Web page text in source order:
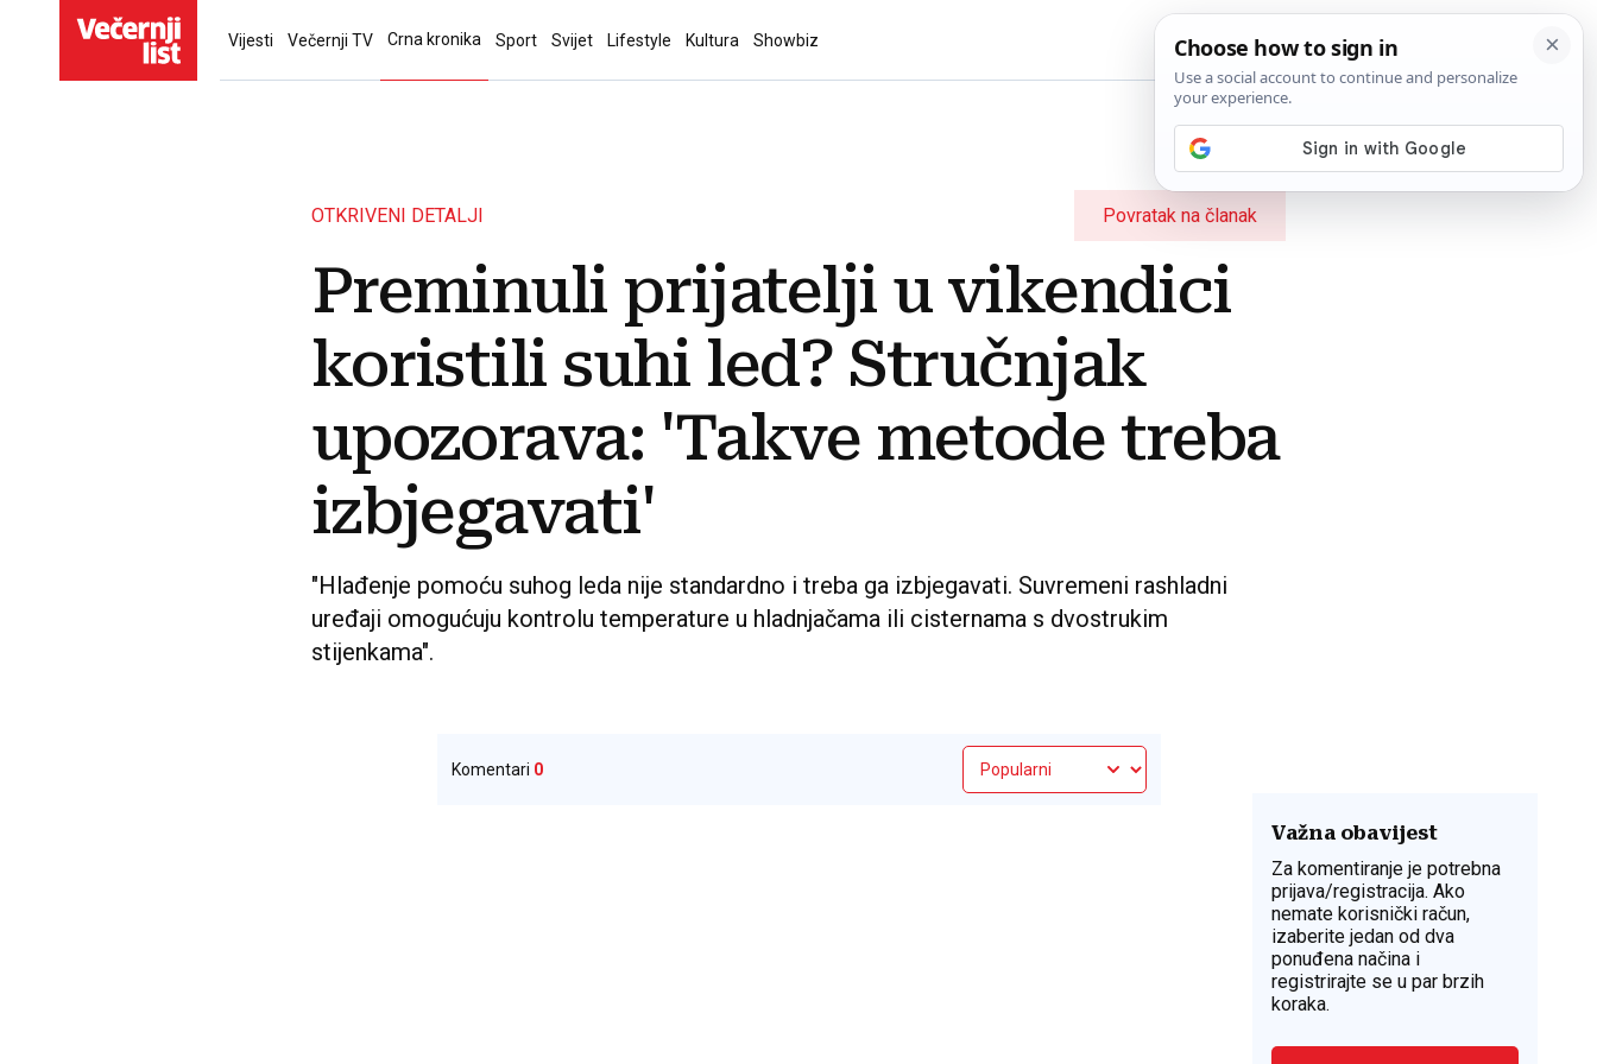
Vijesti Večernji TV Crna kronika Sport Svijet Lifestyle Kultura Showbiz
OTKRIVENI DETALJI Povratak na članak
Preminuli prijatelji u vikendici
koristili suhi led? Stručnjak
upozorava: 'Takve metode treba
izbjegavati'
"Hlađenje pomoću suhog leda nije standardno i treba ga izbjegavati. Suvremeni rashladni
uređaji omogućuju kontrolu temperature u hladnjačama ili cisternama s dvostrukim
stijenkama".
Komentari 0
Važna obavijest
Za komentiranje je potrebna
prijava/registracija. Ako
nemate korisnički račun,
izaberite jedan od dva
ponuđena načina i
registrirajte se u par brzih
koraka.